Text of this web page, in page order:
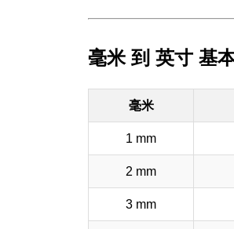
毫米 到 英寸 基
毫米
1 mm
2 mm
3 mm